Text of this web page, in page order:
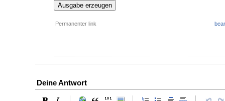
Ausgabe erzeugen
Permanenter link
Deine Antwort